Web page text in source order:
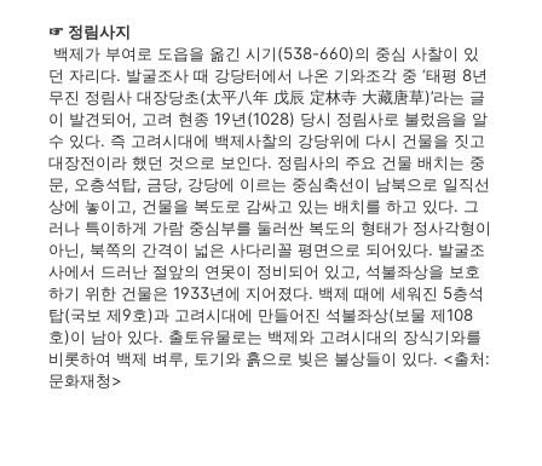
☞ 정림사지
백제가 부여로 도읍을 옮긴 시기(538-660)의 중심 사찰이 있
던 자리다. 발굴조사 때 강당터에서 나온 기와조각 중 ‘태평 8년
무진 정림사 대장당초(太平八年 戊辰 定林寺 大藏唐草)’라는 글
이 발견되어, 고려 현종 19년(1028) 당시 정림사로 불렀음을 알
수 있다. 즉 고려시대에 백제사찰의 강당위에 다시 건물을 짓고
대장전이라 했던 것으로 보인다. 정림사의 주요 건물 배치는 중
문, 오층석탑, 금당, 강당에 이르는 중심축선이 남북으로 일직선
상에 놓이고, 건물을 복도로 감싸고 있는 배치를 하고 있다. 그
러나 특이하게 가람 중심부를 둘러싼 복도의 형태가 정사각형이
아닌, 북쪽의 간격이 넓은 사다리꼴 평면으로 되어있다. 발굴조
사에서 드러난 절앞의 연못이 정비되어 있고, 석불좌상을 보호
하기 위한 건물은 1933년에 지어졌다. 백제 때에 세워진 5층석
탑(국보 제9호)과 고려시대에 만들어진 석불좌상(보물 제108
호)이 남아 있다. 출토유물로는 백제와 고려시대의 장식기와를
비롯하여 백제 벼루, 토기와 흙으로 빚은 불상들이 있다. <출처:
문화재청>